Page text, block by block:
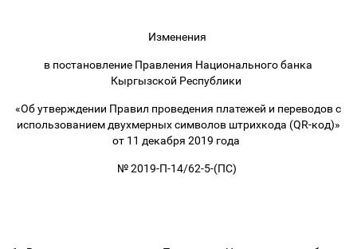
Изменения
в постановление Правления Национального банка
Кыргызской Республики
«Об утверждении Правил проведения платежей и переводов с
использованием двухмерных символов штрихкода (QR-код)»
от 11 декабря 2019 года
№ 2019-П-14/62-5-(ПС)